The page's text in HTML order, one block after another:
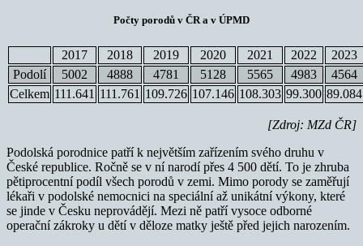
Počty porodů v ČR a v ÚPMD
2017 2018 2019 2020 2021 2022
2023
Podolí
5002 4888 4781 5128 5565 4983
4564
Celkem 111.641 111.761 109.726 107.146 108.303 99.300 89.084
[Zdroj: MZd ČR]
Podolská porodnice patří k největším zařízením svého druhu v
České republice. Ročně se v ní narodí přes 4 500 dětí. To je zhruba
pětiprocentní podíl všech porodů v zemi. Mimo porody se zaměřují
lékaři v podolské nemocnici na speciální až unikátní výkony, které
se jinde v Česku neprovádějí. Mezi ně patří vysoce odborné
operační zákroky u dětí v děloze matky ještě před jejich narozením.